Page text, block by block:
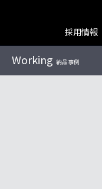
採用情報
Working 納品事例